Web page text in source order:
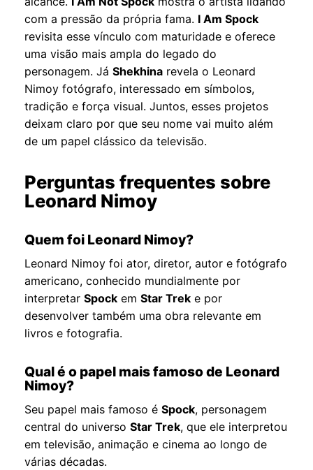
com a pressão da própria fama. I Am Spock
revisita esse vínculo com maturidade e oferece
uma visão mais ampla do legado do
personagem. JáShekhina revela o Leonard
Nimoy fotógrafo, interessado em símbolos,
tradição e força visual. Juntos, esses projetos
deixam claro por que seu nome vai muito além
de um papel clássico da televisão.
Perguntas frequentes sobre
Leonard Nimoy
Quem foi Leonard Nimoy?
Leonard Nimoy foi ator, diretor, autor e fotógrafo
americano, conhecido mundialmente por
interpretarSpock emStar Trek e por
desenvolver também uma obra relevante em
livros e fotografia.
Qual é o papel mais famoso de Leonard
Nimoy?
Seu papel mais famoso éSpock, personagem
central do universoStar Trek, que ele interpretou
em televisão, animação e cinema ao longo de
várias décadas.